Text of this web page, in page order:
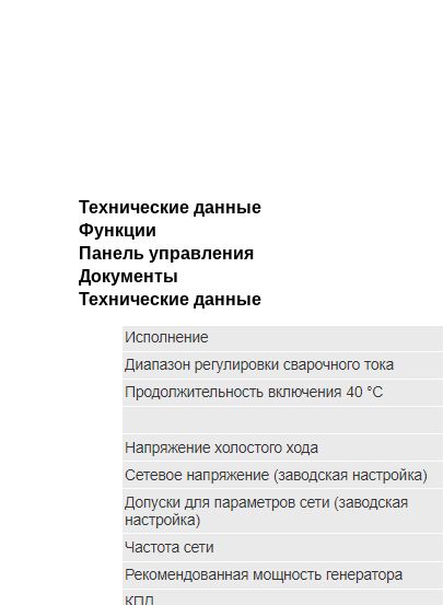
Технические данные
Функции
Панель управления
Документы
Технические данные